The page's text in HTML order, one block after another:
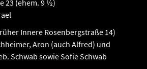
23 (ehem. 9 ½)
Innere Rosenbergstraße 14)
Aron (auch Alfred) und
Schwab sowie Sofie Schwab